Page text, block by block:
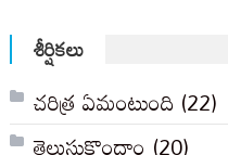
శీర్షికలు
చరిత్ర ఏమంటుంది (22)